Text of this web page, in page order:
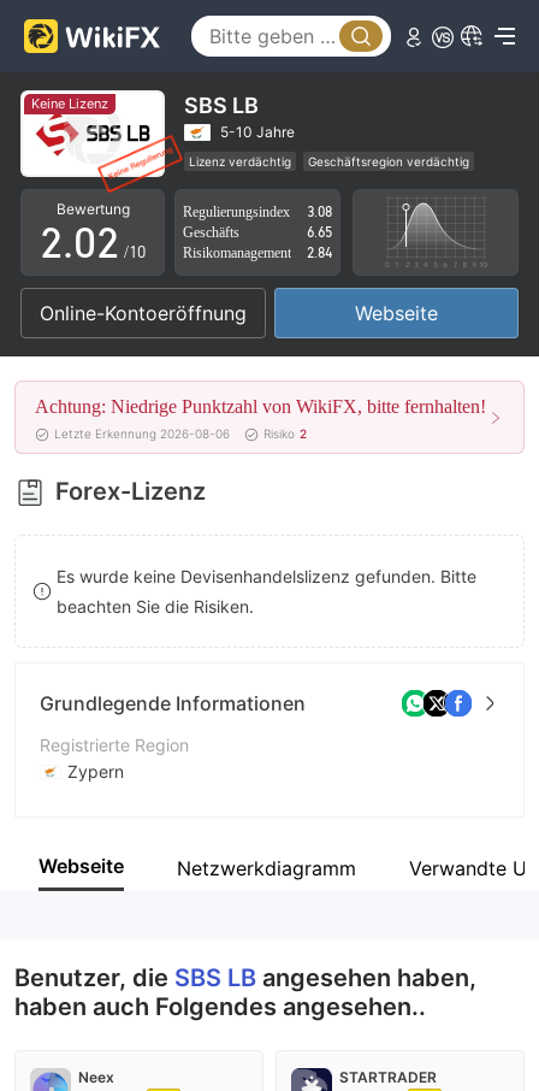
Keine Lizenz SBS LB
5-10 Jahre
Lizenz verdächtig
Geschäftsregion verdächtig
Hohes potenzielles Risiko
Bewertung
0
1
2
3
4
5
6
7
8
9
.0
1
2
3
4
5
6
7
8
0
1
2
3
4
5
6
7
8
9
/10
Regulierungsindex
3.08
Geschäfts
6.65
Risikomanagement
2.84
Online-Kontoeröffnung Webseite
Achtung: Niedrige Punktzahl von WikiFX, bitte fernhalten!
Letzte Erkennung 2026-08-06 Risiko 2
Forex-Lizenz
Es wurde keine Devisenhandelslizenz gefunden. Bitte
beachten Sie die Risiken.
Grundlegende Informationen
Registrierte Region
Zypern
Unternehmen
Webseite Netzwerkdiagramm Verwandte
Benutzer, die SBS LB angesehen haben,
haben auch Folgendes angesehen..
Neex STARTRADER